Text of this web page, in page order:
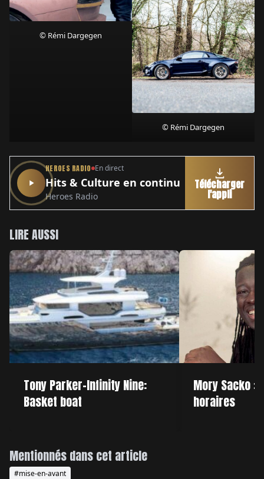
© Rémi Dargegen
© Rémi Dargegen
HEROES RADIO En direct
Hits & Culture en continu
Heroes Radio
Télécharger
l'appli
Mentionnés dans cet article
#mise-en-avant
LIRE AUSSI
Tony Parker-Infinity Nine:
Basket boat
Mory Sacko :
horaires